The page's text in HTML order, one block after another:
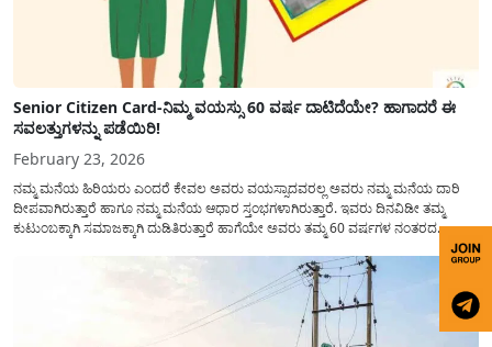
Senior Citizen Card-ನಿಮ್ಮ ವಯಸ್ಸು 60 ವರ್ಷ ದಾಟಿದೆಯೇ? ಹಾಗಾದರೆ ಈ
ಸವಲತ್ತುಗಳನ್ನು ಪಡೆಯಿರಿ!
February 23, 2026
ನಮ್ಮ ಮನೆಯ ಹಿರಿಯರು ಎಂದರೆ ಕೇವಲ ಅವರು ವಯಸ್ಸಾದವರಲ್ಲ ಅವರು ನಮ್ಮ ಮನೆಯ ದಾರಿ
ದೀಪವಾಗಿರುತ್ತಾರೆ ಹಾಗೂ ನಮ್ಮ ಮನೆಯ ಆಧಾರ ಸ್ತಂಭಗಳಾಗಿರುತ್ತಾರೆ. ಇವರು ದಿನವಿಡೀ ತಮ್ಮ
ಕುಟುಂಬಕ್ಕಾಗಿ ಸಮಾಜಕ್ಕಾಗಿ ದುಡಿತಿರುತ್ತಾರೆ ಹಾಗೆಯೇ ಅವರು ತಮ್ಮ 60 ವರ್ಷಗಳ ನಂತರದ
ಜೀವನವನ್ನು ನೆಮ್ಮದಿಯಿಂದ ಕಳೆಯಬೇಕೆಂಬುದು ಪ್ರತಿಯೊಬ್ಬರ ಕನಸಾಗಿರುತ್ತದೆ ಆದ್ದರಿಂದ ಸರ್ಕಾರವು